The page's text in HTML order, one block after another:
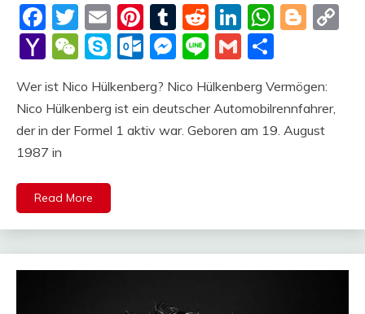
Facebook
Twitter
EmailPinterest
Tumblr
Reddit
LinkedIn
Yahoo
WeChat
SkypeOutlook.com
Messenger
LineGmail
Wer ist Nico Hülkenberg? Nico Hülkenberg Vermögen:
Nico Hülkenberg ist ein deutscher Automobilrennfahrer,
der in der Formel 1 aktiv war. Geboren am 19. August
1987 in
Read More